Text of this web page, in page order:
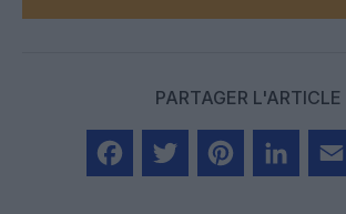
PARTAGER L'ARTICLE